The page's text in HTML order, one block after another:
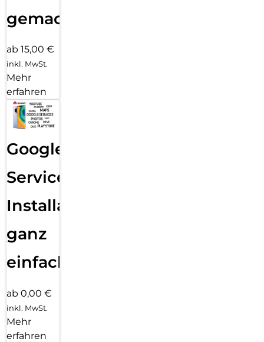
gemacht!
ab 15,00 €
inkl. MwSt.
Mehr
erfahren
Google
Services
Installation
ganz
einfach
ab 0,00 €
inkl. MwSt.
Mehr
erfahren